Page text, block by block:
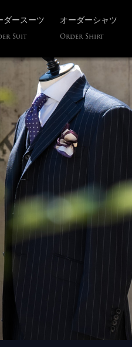
ダースーツ
Suit
オーダーシャツ
Order Shirt